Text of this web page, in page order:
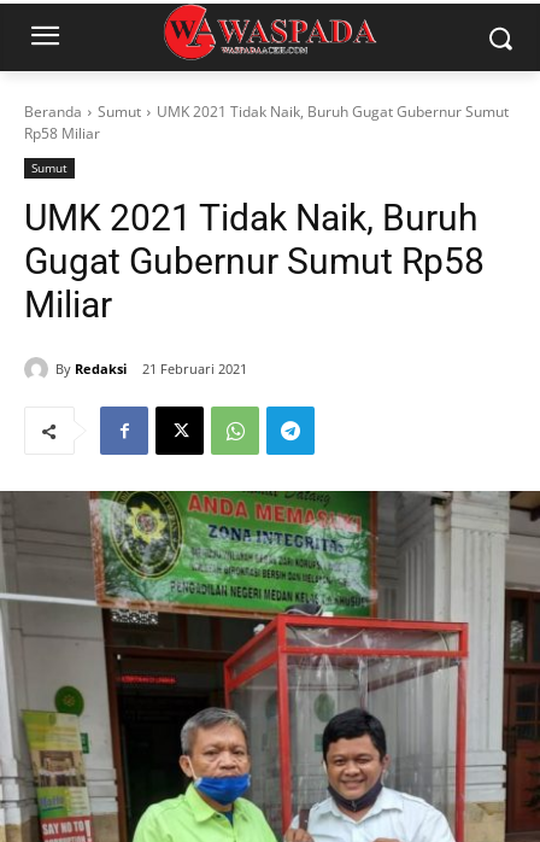
Beranda Sumut
UMK 2021 Tidak Naik, Buruh Gugat Gubernur Sumut
Rp58 Miliar
Sumut
UMK 2021 Tidak Naik, Buruh
Gugat Gubernur Sumut Rp58
Miliar
By Redaksi 21 Februari 2021